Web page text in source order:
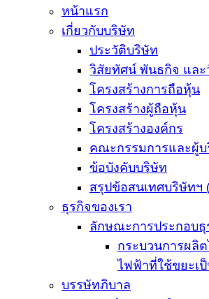
หน้าแรก
เกี่ยวกับบริษัท
ประวัติบริษัท
วิสัยทัศน์ พันธกิจ แล
โครงสร้างการถือหุ้น
โครงสร้างผู้ถือหุ้น
โครงสร้างองค์กร
คณะกรรมการและผู้บ
ข้อบังคับบริษัท
สรุปข้อสนเทศบริษัทฯ
ธุรกิจของเรา
ลักษณะการประกอบธุ
กระบวนการผลิ
ไฟฟ้าที่ใช้ขยะเป็
บรรษัทภิบาล